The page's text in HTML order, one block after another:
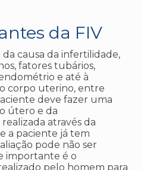
da FIV
causa da infertilidade,
fatores tubários,
e até à
corpo uterino, entre
deve fazer uma
útero e da
através da
a paciente já tem
pode não ser
importante é o
pelo homem para